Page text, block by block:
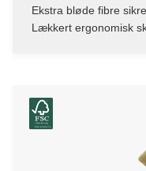
Ekstra bløde fibre
Lækkert ergonomisk